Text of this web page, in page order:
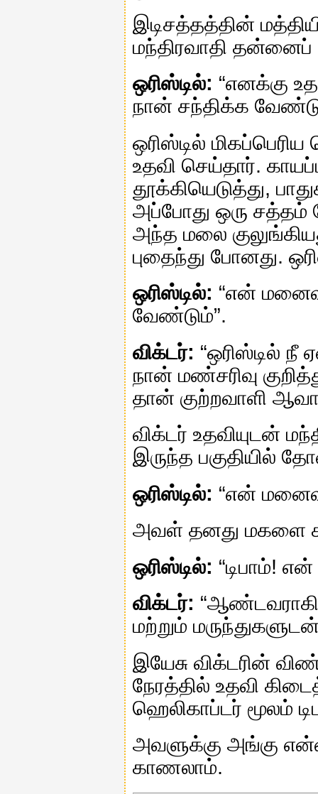
இடிசத்தத்தின்
மந்திரவாதி தன்னைப்
ஒரிஸ்டில்: “எனக்கு
நான் சந்திக்க
ஒரிஸ்டில்
உதவி செய்தார்.
தூக்கியெடுத்து,
அப்போது ஒரு சத்தம்
அந்த மலை
புதைந்து போனது.
ஒரிஸ்டில்: “என்
வேண்டும்”.
விக்டர்: “ஒரிஸ்டில்
நான் மண்சரிவு
தான் குற்றவாளி
விக்டர் உதவியுடன்
இருந்த பகுதியில்
ஒரிஸ்டில்: “என்
அவள் தனது மகளை
ஒரிஸ்டில்: “டிபாம்! என்
விக்டர்:
மற்றும்
இயேசு விக்டரின்
நேரத்தில் உதவி
ஹெலிகாப்டர் மூலம்
அவளுக்கு அங்கு
காணலாம்.